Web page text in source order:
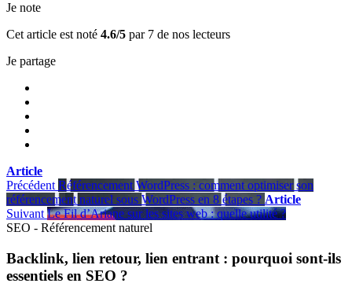
Je note
Cet article est noté 4.6/5 par 7 de nos lecteurs
Je partage
Article
Précédent Référencement WordPress : comment optimiser son
référencement naturel sous WordPress en 8 étapes ? Article
Suivant Le Fil d’Ariane sur les sites web : quelle utilité ?
SEO - Référencement naturel
Backlink, lien retour, lien entrant : pourquoi sont-ils
essentiels en SEO ?